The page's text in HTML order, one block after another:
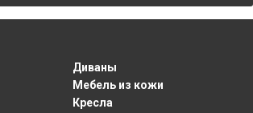
Диваны
Мебель из кожи
Кресла